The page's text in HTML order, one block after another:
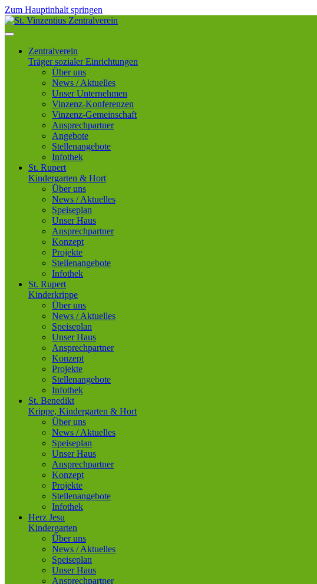
Zum Hauptinhalt springen
Zentralverein
Träger sozialer Einrichtungen
Über uns
News / Aktuelles
Unser Unternehmen
Vinzenz-Konferenzen
Vinzenz-Gemeinschaft
Ansprechpartner
Angebote
Stellenangebote
Infothek
St. Rupert
Kindergarten & Hort
Über uns
News / Aktuelles
Speiseplan
Unser Haus
Ansprechpartner
Konzept
Projekte
Stellenangebote
Infothek
St. Rupert
Kinderkrippe
Über uns
News / Aktuelles
Speiseplan
Unser Haus
Ansprechpartner
Konzept
Projekte
Stellenangebote
Infothek
St. Benedikt
Krippe, Kindergarten & Hort
Über uns
News / Aktuelles
Speiseplan
Unser Haus
Ansprechpartner
Konzept
Projekte
Stellenangebote
Infothek
Herz Jesu
Kindergarten
Über uns
News / Aktuelles
Speiseplan
Unser Haus
Ansprechpartner